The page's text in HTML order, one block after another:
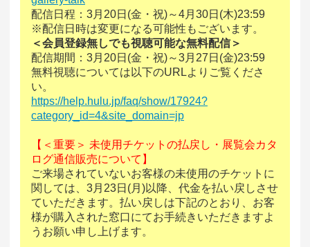
配信日程：3月20日(金・祝)～4月30日(木)23:59
※配信日時は変更になる可能性もございます。
＜会員登録無しでも視聴可能な無料配信＞
配信期間：3月20日(金・祝)～3月27日(金)23:59
無料視聴については以下のURLよりご覧くださ
い。
https://help.hulu.jp/faq/show/17924?
category_id=4&site_domain=jp
【＜重要＞ 未使用チケットの払戻し・展覧会カタ
ログ通信販売について】
ご来場されていないお客様の未使用のチケットに
関しては、3月23日(月)以降、代金を払い戻しさせ
ていただきます。払い戻しは下記のとおり、お客
様が購入された窓口にてお手続きいただきますよ
うお願い申し上げます。